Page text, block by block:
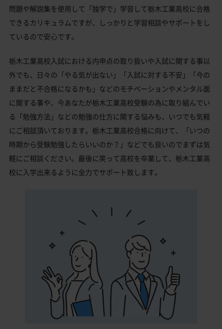
問題や解説集を使用して「独学で」学習して栃木工業高校に合格
できるカリキュラムですが、しっかりと学習相談やサポートをし
ているので安心です。
栃木工業高校入試における内申点の取り扱いや入試に関する事以
外でも、日々の「やる気が出ない」「入試に対する不安」「今の
ままだと不合格になるかも」などのモチベーションやメンタル面
に関する事や、今あなたが栃木工業高校受験の為に取り組んでい
る「勉強方法」などの勉強の仕方に関する悩みも、いつでも気軽
にご相談頂いております。栃木工業高校合格に向けて、「いつの
時期から受験勉強したらいいのか？」などでも良いのでまずは気
軽にご相談ください。最後に笑って高校を卒業して、栃木工業高
校に入学出来るように全力でサポート致します。